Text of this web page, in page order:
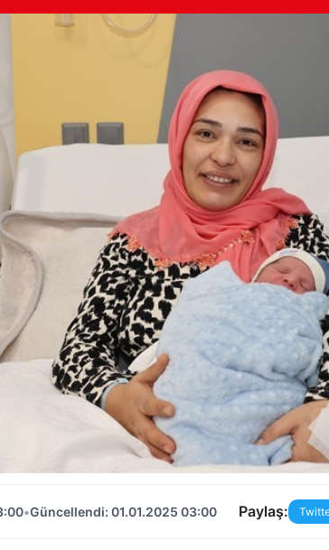
•Güncellendi: 01.01.2025 03:00 Paylaş: